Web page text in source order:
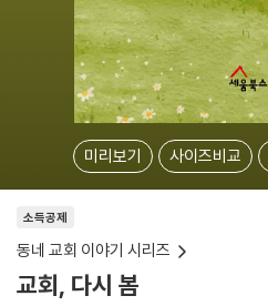
미리보기 사이즈비교
소득공제
동네 교회 이야기 시리즈
교회, 다시 봄